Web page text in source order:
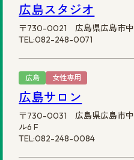
広島スタジオ
〒730-0021 広島県広島市
TEL:082-248-0071
広島 女性専用
広島サロン
〒730-0031 広島県広島市
ル6Ｆ
TEL:082-248-0084